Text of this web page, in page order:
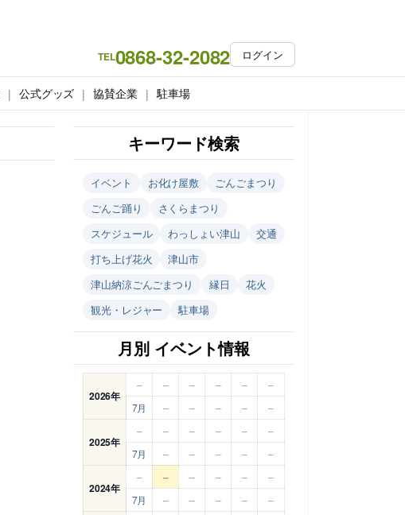
TEL0868-32-2082 ログイン
公式グッズ 協賛企業 駐車場
キーワード検索
イベント お化け屋敷
ごんごまつり
ごんご踊り
さくらまつり
スケジュール
わっしょい津山
交通
打ち上げ花火
津山市
津山納涼ごんごまつり
縁日
花火
観光・レジャー
駐車場
月別 イベント情報
2026年
– – – – –
–
7月
– – – – –
2025年
– – – – –
–
7月
– – – – –
2024年
– – – – –
–
7月
– – – – –